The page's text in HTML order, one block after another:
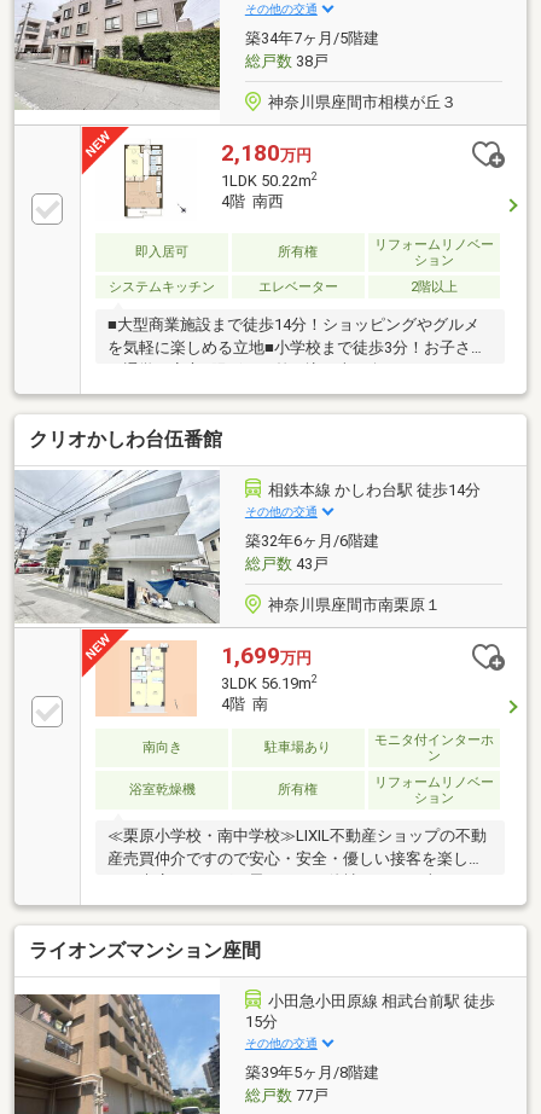
もお気軽にご相談ください。お問い合わせ、お待ちし
ております。
その他の交通
築34年7ヶ月/5階建
総戸数38戸
神奈川県座間市相模が丘３
2,180万円
1LDK 50.22m2
4階 南西
即入居可 所有権
リフォームリノベー
ション
システムキッチン
エレベーター 2階以上
■大型商業施設まで徒歩14分！ショッピングやグルメ
を気軽に楽しめる立地■小学校まで徒歩3分！お子さま
の通学も安心■陽ざしが差し込む南西向きバルコニー
豊かに過ごすには【インテリア】と【エクステリア】
カーポートや楽しめる庭、この充実度で変わってきま
す。これらを一括で購入できその代金を住宅ローンに
組み込むことが可能なサービスそれがやどかリッチで
す。※東京MXテレビ「カンニング竹山のイチバン研究
所」２０２３年７月１日放送■やりとり不要で内覧確
定可能■赤色の見学予約ボタンから最短２分で完了
クリオかしわ台伍番館
相鉄本線 かしわ台駅 徒歩14分
その他の交通
築32年6ヶ月/6階建
総戸数43戸
神奈川県座間市南栗原１
1,699万円
3LDK 56.19m2
4階 南
南向き 駐車場あり
モニタ付インターホ
ン
浴室乾燥機 所有権
リフォームリノベー
ション
≪栗原小学校・南中学校≫LIXIL不動産ショップの不動
産売買仲介ですので安心・安全・優しい接客を楽しみ
にご来店頂ければと思います。他社さんとの違いをご
堪能下さい。～～～～～～～～～～～～～～～～～～
～～～インターネット、チラシなどに掲載できない物
件や未公開物件・自社物件も多数ございます。物件情
報等はコチラまでTEL：046-244-3815～～～～～～～
～～～～～～～～～～～～～～
ライオンズマンション座間
小田急小田原線 相武台前駅 徒歩
15分
その他の交通
築39年5ヶ月/8階建
総戸数77戸